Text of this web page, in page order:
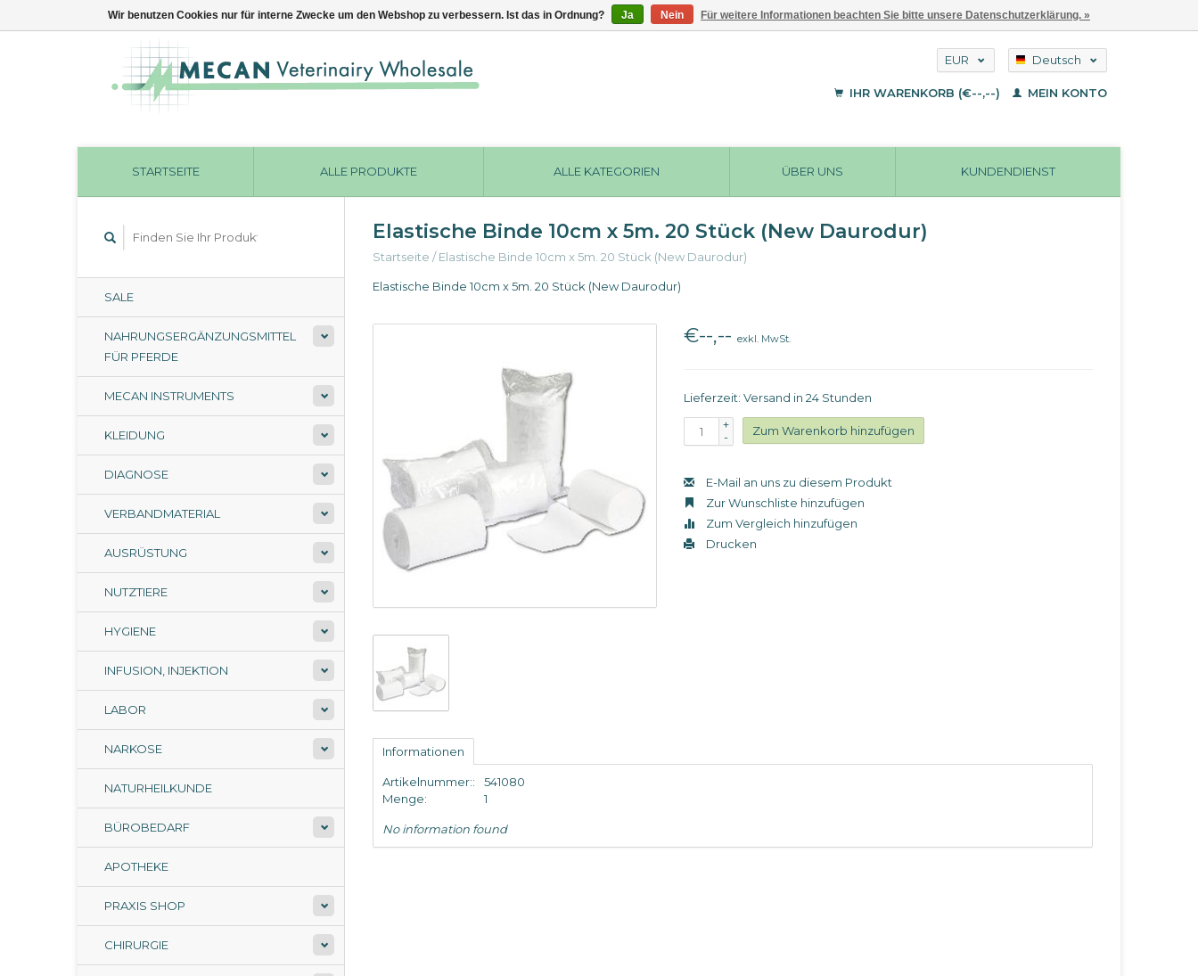
EUR
USD
Deutsch
Français
IHR WARENKORB (€--,--) MEIN KONTO
STARTSEITE ALLE PRODUKTE ALLE KATEGORIEN ÜBER UNS KUNDENDIENST
SALE
NAHRUNGSERGÄNZUNGSMITTEL
FÜR PFERDE
MECAN INSTRUMENTS
KLEIDUNG
DIAGNOSE
VERBANDMATERIAL
AUSRÜSTUNG
NUTZTIERE
HYGIENE
INFUSION, INJEKTION
LABOR
NARKOSE
NATURHEILKUNDE
BÜROBEDARF
APOTHEKE
PRAXIS SHOP
CHIRURGIE
Elastische Binde 10cm x 5m. 20 Stück (New Daurodur)
Startseite /Elastische Binde 10cm x 5m. 20 Stück (New Daurodur)
Elastische Binde 10cm x 5m. 20 Stück (New Daurodur)
€--,--exkl. MwSt.
Lieferzeit: Versand in 24 Stunden
+
-
Zum Warenkorb hinzufügen
E-Mail an uns zu diesem Produkt
Zur Wunschliste hinzufügen
Zum Vergleich hinzufügen
Drucken
Informationen
Artikelnummer::
541080
Menge:
1
No information found
Wir benutzen Cookies nur für interne Zwecke um den Webshop zu verbessern. Ist das in Ordnung? Ja Nein Für weitere Informationen beachten Sie bitte unsere Datenschutzerklärung. »